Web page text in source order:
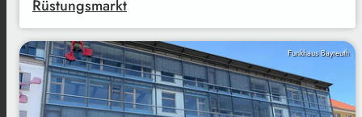
Rüstungsmarkt
Funkhaus Bayreuth